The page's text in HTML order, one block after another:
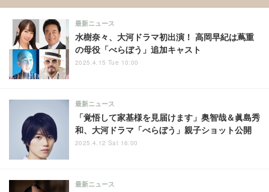
水樹奈々、大河ドラマ初出演！ 高岡早紀は蔦重
の母役「べらぼう」追加キャスト
最新ニュース
2025.4.15 Tue 10:00
「覚悟して家基様を見届けます」奥智哉＆眞島秀
和、大河ドラマ「べらぼう」親子ショット公開
最新ニュース
2025.4.12 Sat 16:00
最新ニュース